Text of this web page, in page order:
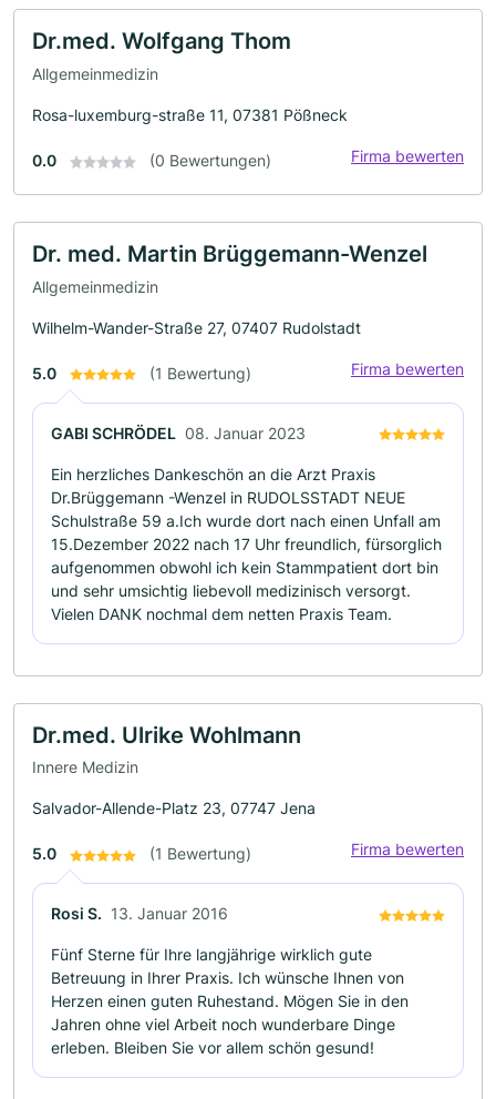
Dr.med. Wolfgang Thom
Allgemeinmedizin
Rosa-luxemburg-straße 11, 07381 Pößneck
0.0 (0 Bewertungen) Firma bewerten
Dr. med. Martin Brüggemann-Wenzel
Allgemeinmedizin
Wilhelm-Wander-Straße 27, 07407 Rudolstadt
5.0 (1 Bewertung) Firma bewerten
GABI SCHRÖDEL 08. Januar 2023
Ein herzliches Dankeschön an die Arzt Praxis
Dr.Brüggemann -Wenzel in RUDOLSSTADT NEUE
Schulstraße 59 a.Ich wurde dort nach einen Unfall am
15.Dezember 2022 nach 17 Uhr freundlich, fürsorglich
aufgenommen obwohl ich kein Stammpatient dort bin
und sehr umsichtig liebevoll medizinisch versorgt.
Vielen DANK nochmal dem netten Praxis Team.
Dr.med. Ulrike Wohlmann
Innere Medizin
Salvador-Allende-Platz 23, 07747 Jena
5.0 (1 Bewertung) Firma bewerten
Rosi S. 13. Januar 2016
Fünf Sterne für Ihre langjährige wirklich gute
Betreuung in Ihrer Praxis. Ich wünsche Ihnen von
Herzen einen guten Ruhestand. Mögen Sie in den
Jahren ohne viel Arbeit noch wunderbare Dinge
erleben. Bleiben Sie vor allem schön gesund!